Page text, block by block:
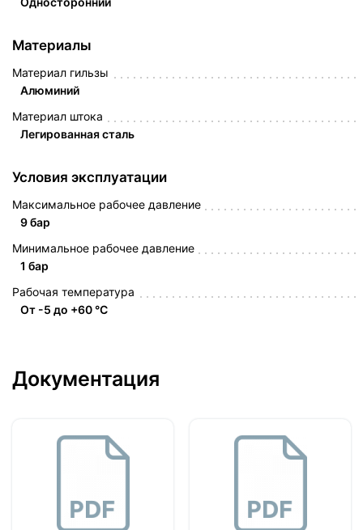
Материалы
Материал гильзы
Алюминий
Материал штока
Легированная сталь
Условия эксплуатации
Максимальное рабочее давление
9 бар
Минимальное рабочее давление
1 бар
Рабочая температура
От -5 до +60 °C
Документация